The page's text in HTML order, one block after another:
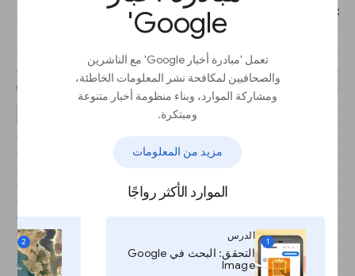
Google'
تعمل 'مبادرة أخبار Google' مع الناشرين
والصحافيين لمكافحة نشر المعلومات الخاطئة،
ومشاركة الموارد، وبناء منظومة أخبار متنوعة
ومبتكرة.
مزيد من المعلومات
الموارد الأكثر رواجًا
1
الدرس
التحقق: البحث في Google
Image
2